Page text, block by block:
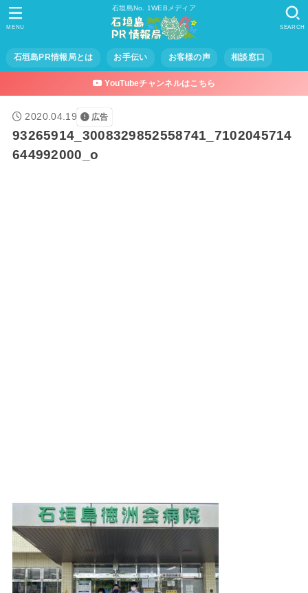
石垣島No. 1WEBメディア
石垣島PR情報局とは お手伝い お客様の声 相談窓口
SEARCH
MENU
YouTubeチャンネルはこちら
2020.04.19 広告
93265914_3008329852558741_7102045714
644992000_o